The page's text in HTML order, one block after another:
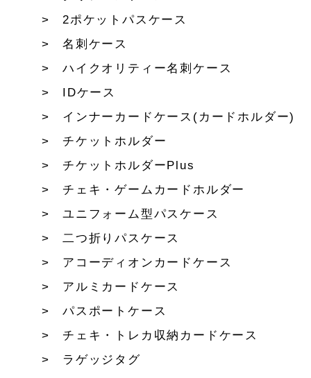
2ポケットパスケース
名刺ケース
ハイクオリティー名刺ケース
IDケース
インナーカードケース(カードホルダー)
チケットホルダー
チケットホルダーPlus
チェキ・ゲームカードホルダー
ユニフォーム型パスケース
二つ折りパスケース
アコーディオンカードケース
アルミカードケース
パスポートケース
チェキ・トレカ収納カードケース
ラゲッジタグ